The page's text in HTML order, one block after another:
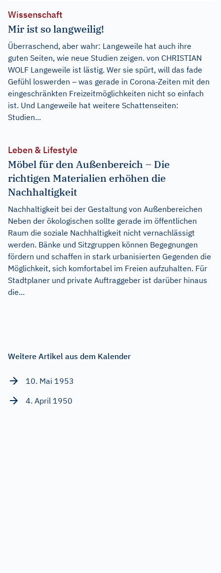
Wissenschaft
Mir ist so langweilig!
Überraschend, aber wahr: Langeweile hat auch ihre
guten Seiten, wie neue Studien zeigen. von CHRISTIAN
WOLF Langeweile ist lästig. Wer sie spürt, will das fade
Gefühl loswerden – was gerade in Corona-Zeiten mit den
eingeschränkten Freizeitmöglichkeiten nicht so einfach
ist. Und Langeweile hat weitere Schattenseiten:
Studien...
Leben & Lifestyle
Möbel für den Außenbereich – Die
richtigen Materialien erhöhen die
Nachhaltigkeit
Nachhaltigkeit bei der Gestaltung von Außenbereichen
Neben der ökologischen sollte gerade im öffentlichen
Raum die soziale Nachhaltigkeit nicht vernachlässigt
werden. Bänke und Sitzgruppen können Begegnungen
fördern und schaffen in stark urbanisierten Gegenden die
Möglichkeit, sich komfortabel im Freien aufzuhalten. Für
Stadtplaner und private Auftraggeber ist darüber hinaus
die...
Weitere Artikel aus dem Kalender
10. Mai 1953
4. April 1950